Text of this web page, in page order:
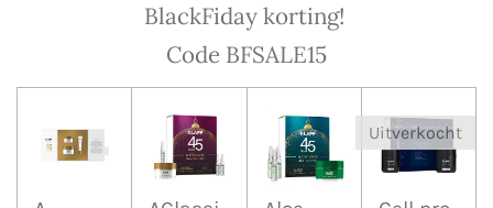
BlackFiday korting!
Code BFSALE15
Uitverkocht